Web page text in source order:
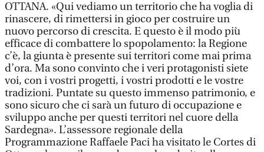
OTTANA. «Qui vediamo un territorio che ha voglia di
rinascere, di rimettersi in gioco per costruire un
nuovo percorso di crescita. E questo è il modo più
efficace di combattere lo spopolamento: la Regione
c’è, la giunta è presente sui territori come mai prima
d’ora. Ma sono convinto che i veri protagonisti siete
voi, con i vostri progetti, i vostri prodotti e le vostre
tradizioni. Puntate su questo immenso patrimonio, e
sono sicuro che ci sarà un futuro di occupazione e
sviluppo anche per questi territori nel cuore della
Sardegna». L’assessore regionale della
Programmazione Raffaele Paci ha visitato le Cortes di